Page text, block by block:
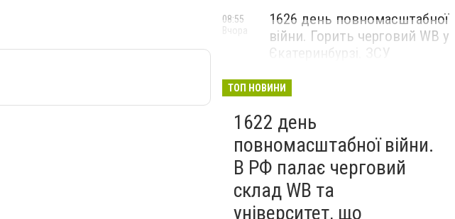
1626 день повномасштабної
війни. Горить черговий WB у
Єкатеринбурзі. ЗСУ
Маріуполі
08:55
Вчора
ТОП НОВИНИ
1622 день
повномасштабної війни.
В РФ палає черговий
склад WB та
університет, що